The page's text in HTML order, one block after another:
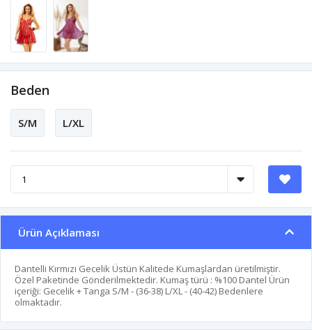
Beden
S/M L/XL
Ürün Açıklaması
Dantelli Kırmızı Gecelik Üstün Kalitede Kumaşlardan üretilmiştir.
Özel Paketinde Gönderilmektedir. Kumaş türü : %100 Dantel Ürün
içeriği: Gecelik + Tanga S/M - (36-38) L/XL - (40-42) Bedenlere
olmaktadır.